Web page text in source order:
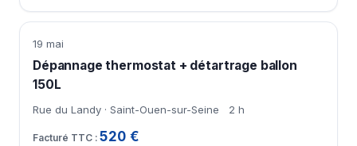
19 mai
Dépannage thermostat + détartrage ballon
150L
Rue du Landy · Saint-Ouen-sur-Seine 2 h
520 €